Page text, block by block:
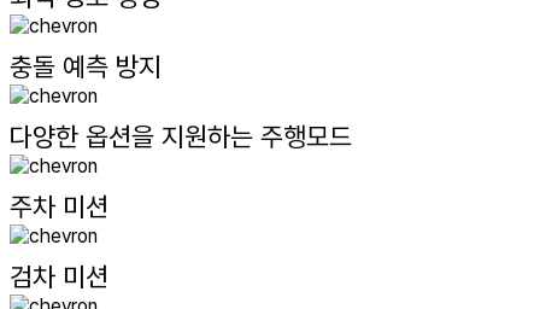
충돌 예측 방지
다양한 옵션을 지원하는 주행모드
주차 미션
검차 미션